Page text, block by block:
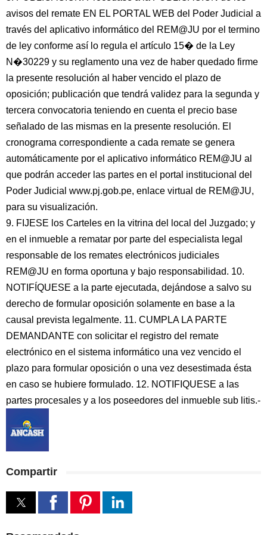
avisos del remate EN EL PORTAL WEB del Poder Judicial a
través del aplicativo informático del REM@JU por el termino
de ley conforme así lo regula el artículo 15� de la Ley
N�30229 y su reglamento una vez de haber quedado firme
la presente resolución al haber vencido el plazo de
oposición; publicación que tendrá validez para la segunda y
tercera convocatoria teniendo en cuenta el precio base
señalado de las mismas en la presente resolución. El
cronograma correspondiente a cada remate se genera
automáticamente por el aplicativo informático REM@JU al
que podrán acceder las partes en el portal institucional del
Poder Judicial www.pj.gob.pe, enlace virtual de REM@JU,
para su visualización.
9. FIJESE los Carteles en la vitrina del local del Juzgado; y
en el inmueble a rematar por parte del especialista legal
responsable de los remates electrónicos judiciales
REM@JU en forma oportuna y bajo responsabilidad. 10.
NOTIFÍQUESE a la parte ejecutada, dejándose a salvo su
derecho de formular oposición solamente en base a la
causal prevista legalmente. 11. CUMPLA LA PARTE
DEMANDANTE con solicitar el registro del remate
electrónico en el sistema informático una vez vencido el
plazo para formular oposición o una vez desestimada ésta
en caso se hubiere formulado. 12. NOTIFIQUESE a las
partes procesales y a los poseedores del inmueble sub litis.-
Compartir